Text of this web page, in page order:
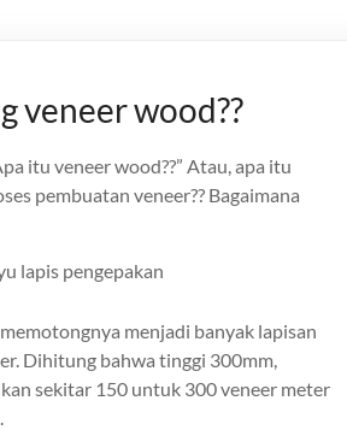
veneer wood??
itu veneer wood??” Atau, apa itu
pembuatan veneer?? Bagaimana
menjadi banyak lapisan
Dihitung bahwa tinggi 300mm,
sekitar 150 untuk 300 veneer meter